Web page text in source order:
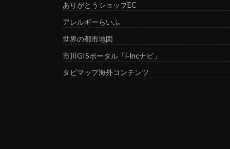
ありがとうショップEC
アレルギーらいふ
世界の都市地図
市川GISポータル「i-lncナビ」
タビマップ海外コンテンツ